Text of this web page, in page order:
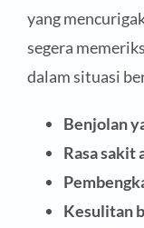
yang
segera
dalam situasi
Benjolan
Rasa sakit
Kesulitan